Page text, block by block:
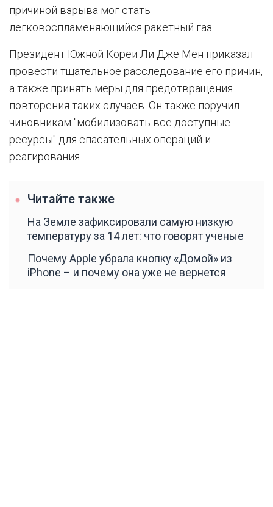
причиной взрыва мог стать
легковоспламеняющийся ракетный газ.
Президент Южной Кореи Ли Дже Мен приказал
провести тщательное расследование его причин,
а также принять меры для предотвращения
повторения таких случаев. Он также поручил
чиновникам "мобилизовать все доступные
ресурсы" для спасательных операций и
реагирования.
Читайте также
На Земле зафиксировали самую низкую
температуру за 14 лет: что говорят ученые
Почему Apple убрала кнопку «Домой» из
iPhone – и почему она уже не вернется